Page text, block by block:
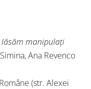
lăsăm manipulați
Ana Revenco
(str. Alexei